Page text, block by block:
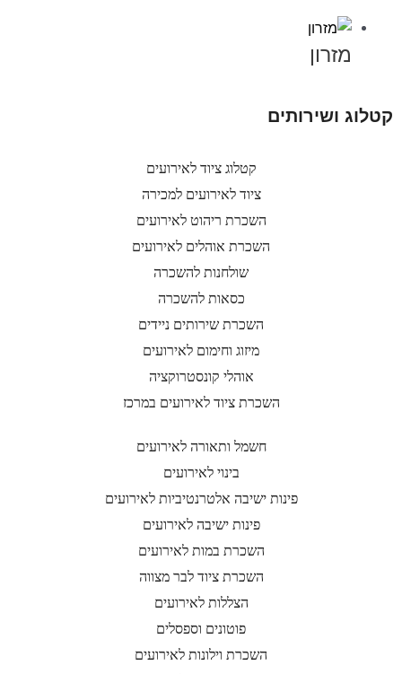
מזרון
קטלוג ושירותים
קטלוג ציוד לאירועים
ציוד לאירועים למכירה
השכרת ריהוט לאירועים
השכרת אוהלים לאירועים
שולחנות להשכרה
כסאות להשכרה
השכרת שירותים ניידים
מיזוג וחימום לאירועים
אוהלי קונסטרוקציה
השכרת ציוד לאירועים במרכז
חשמל ותאורה לאירועים
בינוי לאירועים
פינות ישיבה אלטרנטיביות לאירועים
פינות ישיבה לאירועים
השכרת במות לאירועים
השכרת ציוד לבר מצווה
הצללות לאירועים
פוטונים וספסלים
השכרת וילונות לאירועים